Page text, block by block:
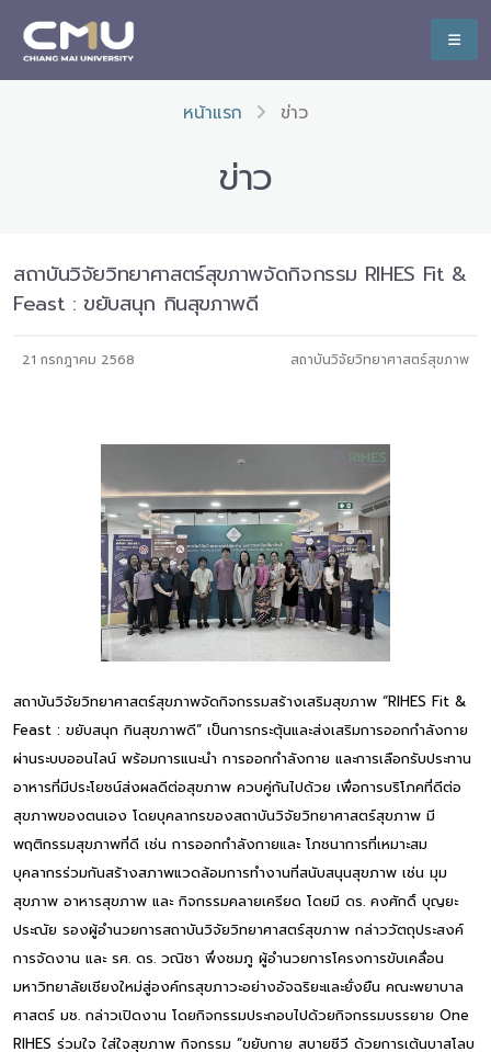
หน้าแรก ข่าว
ข่าว
สถาบันวิจัยวิทยาศาสตร์สุขภาพจัดกิจกรรม RIHES Fit &
Feast : ขยับสนุก กินสุขภาพดี
21 กรกฎาคม 2568 สถาบันวิจัยวิทยาศาสตร์สุขภาพ
สถาบันวิจัยวิทยาศาสตร์สุขภาพจัดกิจกรรมสร้างเสริมสุขภาพ “RIHES Fit &
Feast : ขยับสนุก กินสุขภาพดี” เป็นการกระตุ้นและส่งเสริมการออกกำลังกาย
ผ่านระบบออนไลน์ พร้อมการแนะนำ การออกกำลังกาย และการเลือกรับประทาน
อาหารที่มีประโยชน์ส่งผลดีต่อสุขภาพ ควบคู่กันไปด้วย เพื่อการบริโภคที่ดีต่อ
สุขภาพของตนเอง โดยบุคลากรของสถาบันวิจัยวิทยาศาสตร์สุขภาพ มี
พฤติกรรมสุขภาพที่ดี เช่น การออกกำลังกายและ โภชนาการที่เหมาะสม
บุคลากรร่วมกันสร้างสภาพแวดล้อมการทำงานที่สนับสนุนสุขภาพ เช่น มุม
สุขภาพ อาหารสุขภาพ และ กิจกรรมคลายเครียด โดยมี ดร. คงศักดิ์ บุญยะ
ประณัย รองผู้อำนวยการสถาบันวิจัยวิทยาศาสตร์สุขภาพ กล่าววัตถุประสงค์
การจัดงาน และ รศ. ดร. วณิชา พึ่งชมภู ผู้อำนวยการโครงการขับเคลื่อน
มหาวิทยาลัยเชียงใหม่สู่องค์กรสุขภาวะอย่างอัจฉริยะและยั่งยืน คณะพยาบาล
ศาสตร์ มช. กล่าวเปิดงาน โดยกิจกรรมประกอบไปด้วยกิจกรรมบรรยาย One
RIHES ร่วมใจ ใส่ใจสุขภาพ กิจกรรม “ขยับกาย สบายชีวี ด้วยการเต้นบาสโลบ